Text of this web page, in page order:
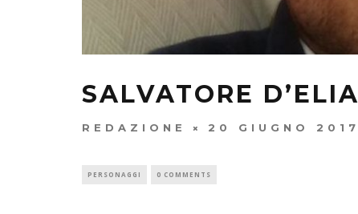
SALVATORE D’ELIA
REDAZIONE 20 GIUGNO 2017
PERSONAGGI 0 COMMENTS